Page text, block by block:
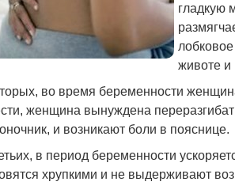
гладкую
животе и
во время беременности
женщина вынуждена
и возникают боли в пояснице.
в период беременности
хрупкими и не выдерживают